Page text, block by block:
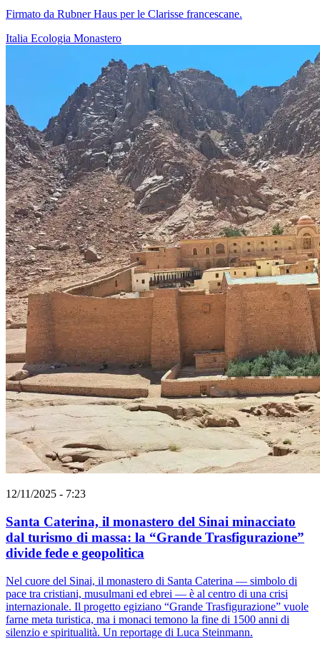
Firmato da Rubner Haus per le Clarisse francescane.
Italia Ecologia Monastero
12/11/2025 - 7:23
Santa Caterina, il monastero del Sinai minacciato
dal turismo di massa: la “Grande Trasfigurazione”
divide fede e geopolitica
Nel cuore del Sinai, il monastero di Santa Caterina — simbolo di
pace tra cristiani, musulmani ed ebrei — è al centro di una crisi
internazionale. Il progetto egiziano “Grande Trasfigurazione” vuole
farne meta turistica, ma i monaci temono la fine di 1500 anni di
silenzio e spiritualità. Un reportage di Luca Steinmann.